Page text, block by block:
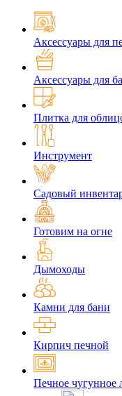
Аксессуары для
Аксессуары для
Плитка для
Инструмент
Садовый
Готовим на огне
Дымоходы
Камни для бани
Кирпич печной
Печное чугунное